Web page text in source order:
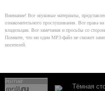
Внимание! Все звуковые материалы,
ознакомительного прослушивания. Все права
владельцам. Все замечания и просьбы со
Помните, что ни один MP3-файл не сможет
носителей.
Тёмная